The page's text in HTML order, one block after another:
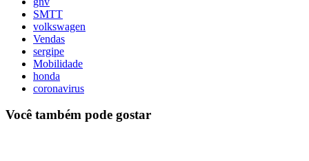
SMTT
volkswagen
Vendas
sergipe
Mobilidade
honda
coronavirus
Você também pode gostar